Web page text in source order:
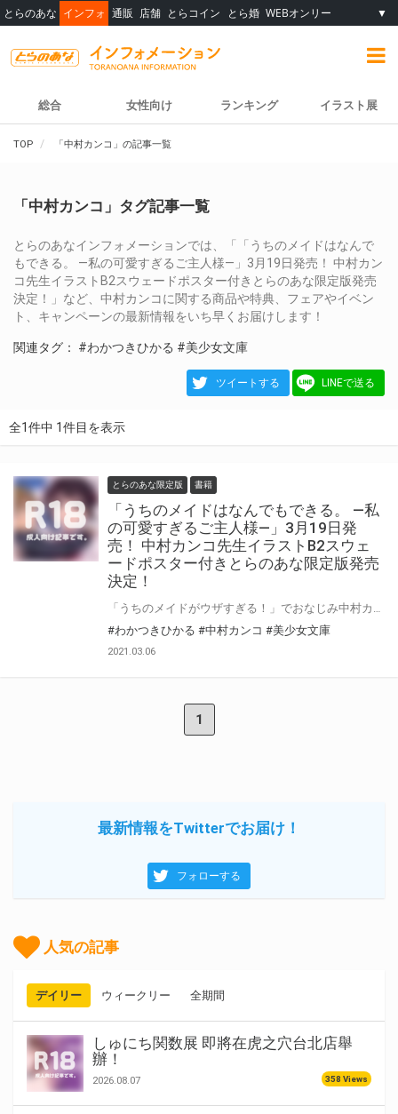
とらのあな インフォ 通販 店舗 とらコイン とら婚 WEBオンリー ▼
総合 女性向け ランキング イラスト展
TOP 「中村カンコ」の記事一覧
「中村カンコ」タグ記事一覧
とらのあなインフォメーションでは、「「うちのメイドはなんで
もできる。 ―私の可愛すぎるご主人様―」3月19日発売！ 中村カン
コ先生イラストB2スウェードポスター付きとらのあな限定版発売
決定！」など、中村カンコに関する商品や特典、フェアやイベン
ト、キャンペーンの最新情報をいち早くお届けします！
関連タグ： #わかつきひかる #美少女文庫
ツイートする LINEで送る
全1件中 1件目を表示
とらのあな限定版 書籍
「うちのメイドはなんでもできる。 ―私
の可愛すぎるご主人様―」3月19日発
売！ 中村カンコ先生イラストB2スウェ
ードポスター付きとらのあな限定版発売
決定！
#わかつきひかる #中村カンコ #美少女文庫
2021.03.06
1
最新情報をTwitterでお届け！
フォローする
人気の記事
デイリー ウィークリー 全期間
しゅにち関数展 即將在虎之穴台北店舉
辦！
2026.08.07 358 Views